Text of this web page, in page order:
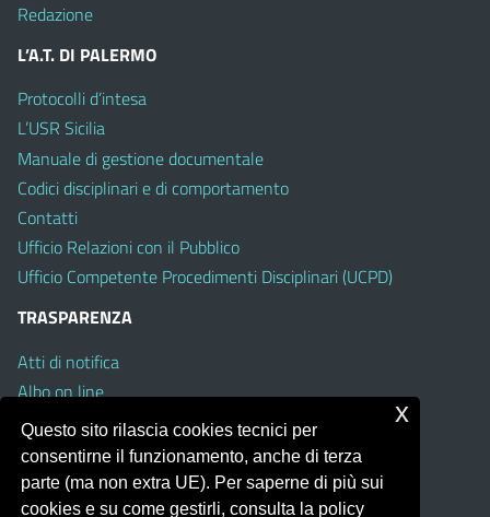
Redazione
L’A.T. DI PALERMO
Protocolli d’intesa
L’USR Sicilia
Manuale di gestione documentale
Codici disciplinari e di comportamento
Contatti
Ufficio Relazioni con il Pubblico
Ufficio Competente Procedimenti Disciplinari (UCPD)
TRASPARENZA
Atti di notifica
Albo on line
Amministrazione Trasparente
Obiettivi di Accessibilità
Whistleblowing
Questo sito rilascia cookies tecnici per
consentirne il funzionamento, anche di terza
parte (ma non extra UE). Per saperne di più sui
cookies e su come gestirli, consulta la policy
x